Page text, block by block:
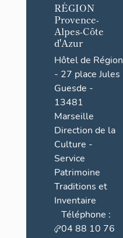
RÉGION
Provence-
Alpes-Côte
d'Azur
Hôtel de Région
- 27 place Jules
Guesde -
13481
Marseille
Direction de la
Culture -
Service
Patrimoine
Traditions et
Inventaire
Téléphone :
04 88 10 76